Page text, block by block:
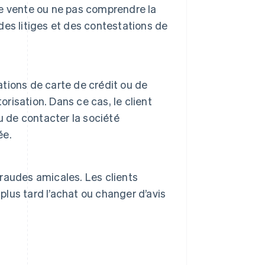
vente ou ne pas comprendre la
litiges et des contestations de
de carte de crédit ou de
Dans ce cas, le client
de contacter la société
amicales. Les clients
tard l’achat ou changer d’avis